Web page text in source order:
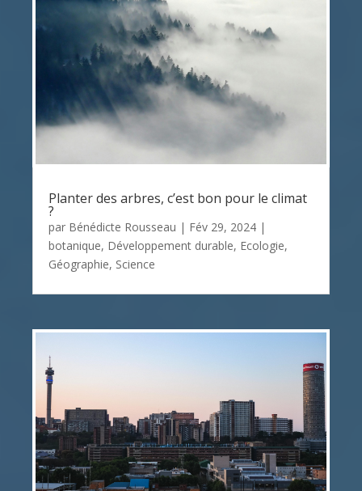
Planter des arbres, c’est bon pour le climat
?
par Bénédicte Rousseau | Fév 29, 2024 |
botanique, Développement durable, Ecologie,
Géographie, Science